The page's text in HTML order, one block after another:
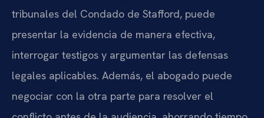
tribunales del Condado de Stafford, puede
presentar la evidencia de manera efectiva,
interrogar testigos y argumentar las defensas
legales aplicables. Además, el abogado puede
negociar con la otra parte para resolver el